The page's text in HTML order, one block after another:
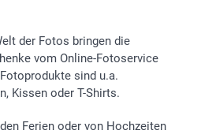
der Fotos bringen die
vom Online-Fotoservice
sind u.a.
Kissen oder T-Shirts.
Ferien oder von Hochzeiten